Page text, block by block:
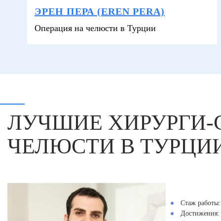
ЭРЕН ПЕРА (EREN PERA)
Операция на челюсти в Турции
ЛУЧШИЕ
ЧЕЛЮСТИ В
Стаж работы:
Достижения: